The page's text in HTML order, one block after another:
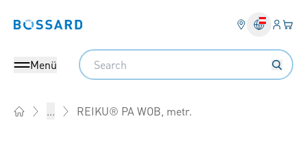
Bossard homepage Ihr
Menü
Search
... REIKU® PA WOB, metr.